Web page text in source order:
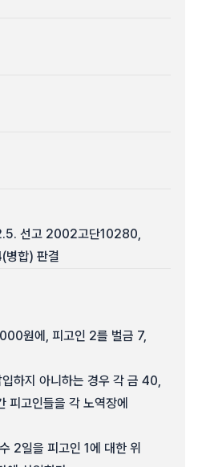
선고 2002고단10280,
합) 판결
원에, 피고인 2를 벌금 7,
하지 아니하는 경우 각 금 40,
피고인들을 각 노역장에
2일을 피고인 1에 대한 위